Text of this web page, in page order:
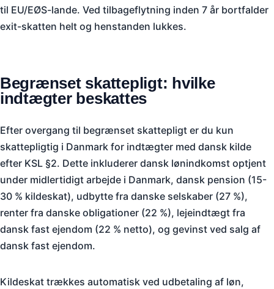
til EU/EØS-lande. Ved tilbageflytning inden 7 år bortfalder
exit-skatten helt og henstanden lukkes.
Begrænset skattepligt: hvilke
indtægter beskattes
Efter overgang til begrænset skattepligt er du kun
skattepligtig i Danmark for indtægter med dansk kilde
efter KSL §2. Dette inkluderer dansk lønindkomst optjent
under midlertidigt arbejde i Danmark, dansk pension (15-
30 % kildeskat), udbytte fra danske selskaber (27 %),
renter fra danske obligationer (22 %), lejeindtægt fra
dansk fast ejendom (22 % netto), og gevinst ved salg af
dansk fast ejendom.
Kildeskat trækkes automatisk ved udbetaling af løn,